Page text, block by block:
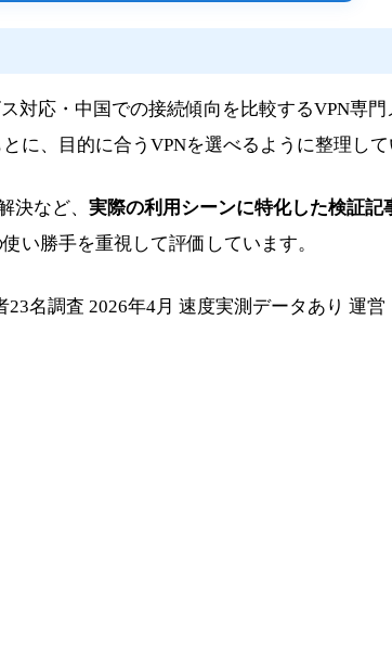
対応・中国での接続傾向を比較するVPN専門
に、目的に合うVPNを選べるように整理して
決など、 実際の利用シーンに特化した検証記
い勝手を重視して評価しています。
23名調査 2026年4月 速度実測データあり 運営